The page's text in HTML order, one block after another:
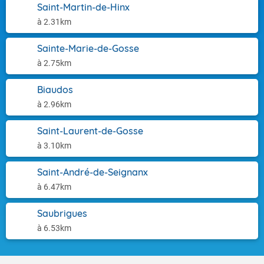
Saint-Martin-de-Hinx
à 2.31km
Sainte-Marie-de-Gosse
à 2.75km
Biaudos
à 2.96km
Saint-Laurent-de-Gosse
à 3.10km
Saint-André-de-Seignanx
à 6.47km
Saubrigues
à 6.53km